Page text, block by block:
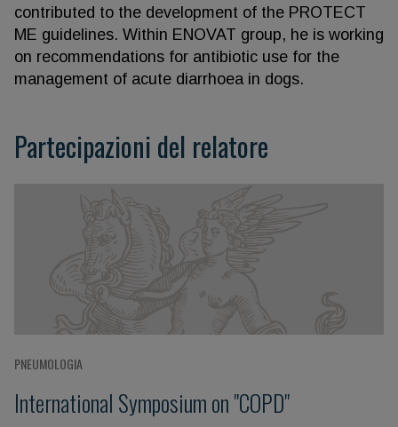
contributed to the development of the PROTECT
ME guidelines. Within ENOVAT group, he is working
on recommendations for antibiotic use for the
management of acute diarrhoea in dogs.
Partecipazioni del relatore
PNEUMOLOGIA
International Symposium on "COPD"